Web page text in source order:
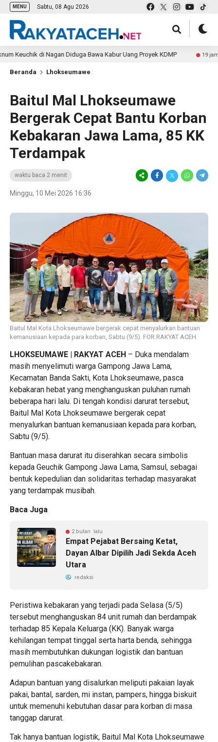
MENU Sabtu, 08 Agu 2026
di Nagan Diduga Bawa Kabur Uang Proyek KDMP 19 jam lalu
Beranda Lhokseumawe
Baitul Mal Lhokseumawe
Bergerak Cepat Bantu Korban
Kebakaran Jawa Lama, 85 KK
Terdampak
waktu baca 2 menit
Minggu, 10 Mei 2026 16:36
Baitul Mal Kota Lhokseumawe bergerak cepat menyalurkan bantuan
kemanusiaan kepada para korban, Sabtu (9/5). FOR RAKYAT ACEH
LHOKSEUMAWE | RAKYAT ACEH – Duka mendalam
masih menyelimuti warga Gampong Jawa Lama,
Kecamatan Banda Sakti, Kota Lhokseumawe, pasca
kebakaran hebat yang menghanguskan puluhan rumah
beberapa hari lalu. Di tengah kondisi darurat tersebut,
Baitul Mal Kota Lhokseumawe bergerak cepat
menyalurkan bantuan kemanusiaan kepada para korban,
Sabtu (9/5).
Bantuan masa darurat itu diserahkan secara simbolis
kepada Geuchik Gampong Jawa Lama, Samsul, sebagai
bentuk kepedulian dan solidaritas terhadap masyarakat
yang terdampak musibah.
Baca Juga
2 bulan lalu
Empat Pejabat Bersaing Ketat,
Dayan Albar Dipilih Jadi Sekda Aceh
Utara
redaksi
Peristiwa kebakaran yang terjadi pada Selasa (5/5)
tersebut menghanguskan 84 unit rumah dan berdampak
terhadap 85 Kepala Keluarga (KK). Banyak warga
kehilangan tempat tinggal serta harta benda, sehingga
masih membutuhkan dukungan logistik dan bantuan
pemulihan pascakebakaran.
Adapun bantuan yang disalurkan meliputi pakaian layak
pakai, bantal, sarden, mi instan, pampers, hingga biskuit
untuk memenuhi kebutuhan dasar para korban di masa
tanggap darurat.
Tak hanya bantuan logistik, Baitul Mal Kota Lhokseumawe